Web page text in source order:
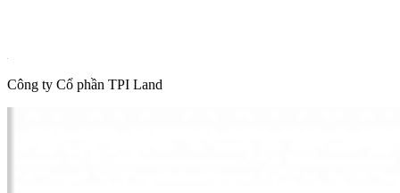
Công ty Cổ phần TPI Land